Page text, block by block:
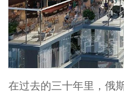
在过去的三十年里，俄